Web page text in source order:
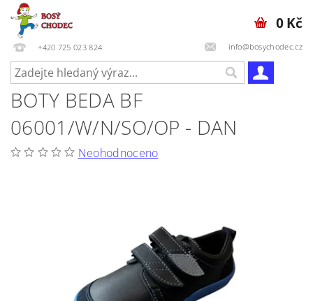
+420 725 023 824 info@bosychodec.cz
0 Kč
BOTY BEDA BF
06001/W/N/SO/OP - DAN
Neohodnoceno